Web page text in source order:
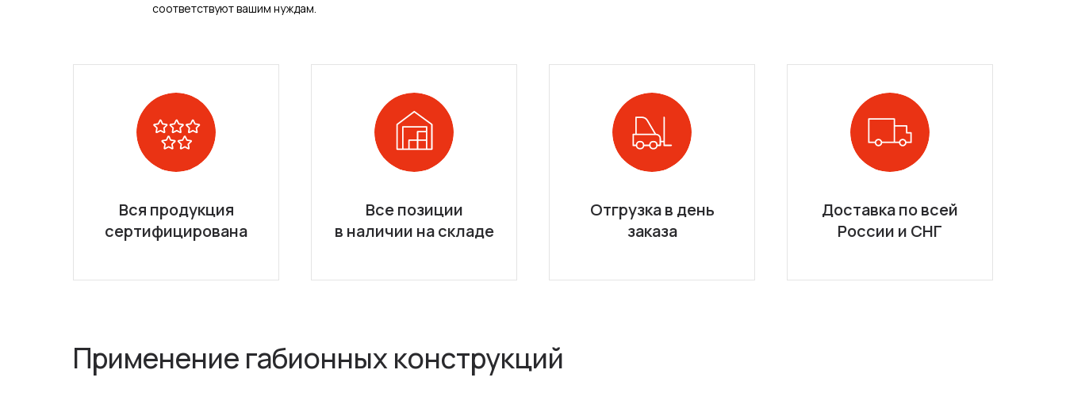
соответствуют вашим нуждам.
Вся продукция
сертифицирована
Все позиции
в наличии на складе
Отгрузка в день
заказа
Доставка по всей
России и СНГ
Применение габионных конструкций